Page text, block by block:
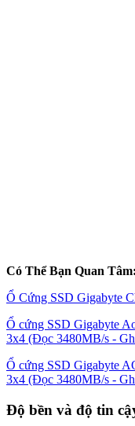
Có Thể Bạn Quan Tâm:
Ổ Cứng SSD Gigabyte
Ổ cứng SSD Gigabyte
3x4 (Đọc 3480MB/s -
Ổ cứng SSD Gigabyte
3x4 (Đọc 3480MB/s -
Độ bền và độ tin